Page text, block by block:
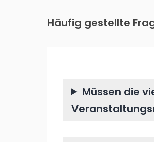
Häufig gestellte
Müssen die